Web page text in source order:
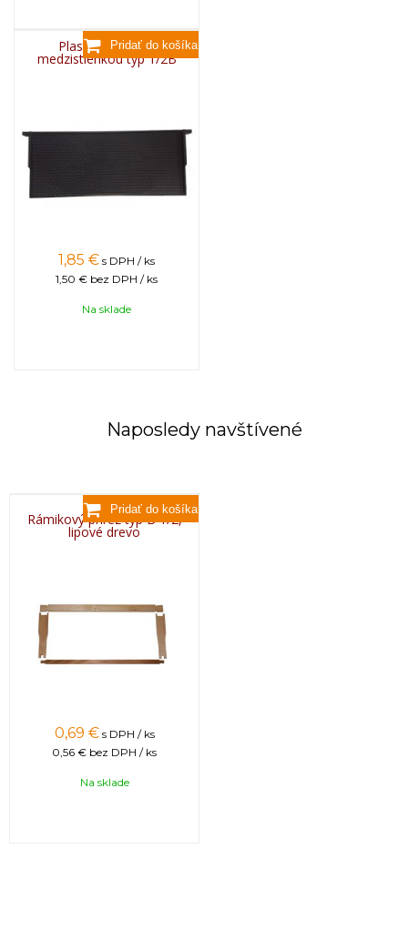
Plastový rámik s
medzistienkou typ 1/2B
1,85 € s DPH / ks
1,50 € bez DPH / ks
Na sklade
Naposledy navštívené
Rámikový prírez typ B 1/2,
lipové drevo
0,69 € s DPH / ks
0,56 € bez DPH / ks
Na sklade